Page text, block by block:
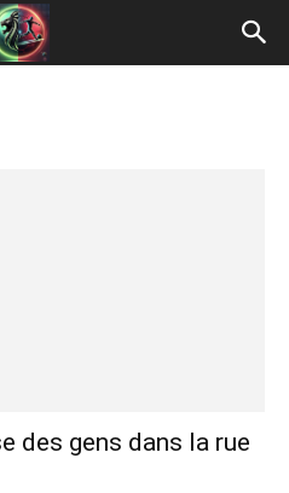
des gens dans la rue